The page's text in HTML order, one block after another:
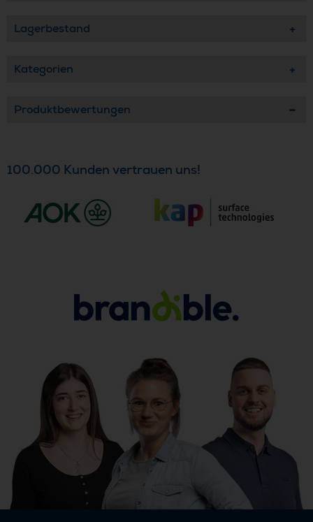
Lagerbestand
Kategorien
Produktbewertungen
100.000 Kunden vertrauen uns!